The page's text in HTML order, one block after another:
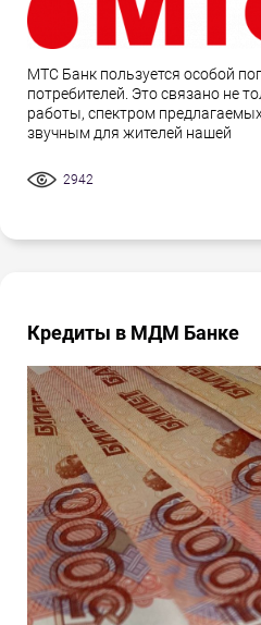
МТС Банк пользуется особой
потребителей. Это связано не
работы, спектром
звучным для жителей нашей
2942
Кредиты в МДМ Банке